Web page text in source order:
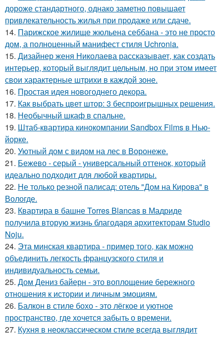
дороже стандартного, однако заметно повышает
привлекательность жилья при продаже или сдаче.
14. Парижское жилище жюльена себбана - это не просто
дом, а полноценный манифест стиля Uchronia.
15. Дизайнер женя Николаева рассказывает, как создать
интерьер, который выглядит цельным, но при этом имеет
свои характерные штрихи в каждой зоне.
16. Простая идея новогоднего декора.
17. Как выбрать цвет штор: 3 беспроигрышных решения.
18. Необычный шкаф в спальне.
19. Штаб-квартира кинокомпании Sandbox Films в Нью-
йорке.
20. Уютный дом с видом на лес в Воронеже.
21. Бежево - серый - универсальный оттенок, который
идеально подходит для любой квартиры.
22. Не только резной палисад: отель "Дом на Кирова" в
Вологде.
23. Квартира в башне Torres Blancas в Мадриде
получила вторую жизнь благодаря архитекторам Studio
Noju.
24. Эта минская квартира - пример того, как можно
объединить легкость французского стиля и
индивидуальность семьи.
25. Дом Дениз байерн - это воплощение бережного
отношения к истории и личным эмоциям.
26. Балкон в стиле бохо - это лёгкое и уютное
пространство, где хочется забыть о времени.
27. Кухня в неоклассическом стиле всегда выглядит